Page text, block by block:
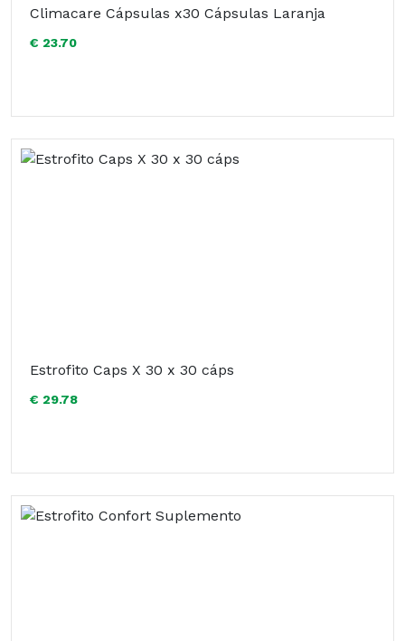
Climacare Cápsulas x30 Cápsulas Laranja
€ 23.70
Estrofito Caps X 30 x 30 cáps
€ 29.78